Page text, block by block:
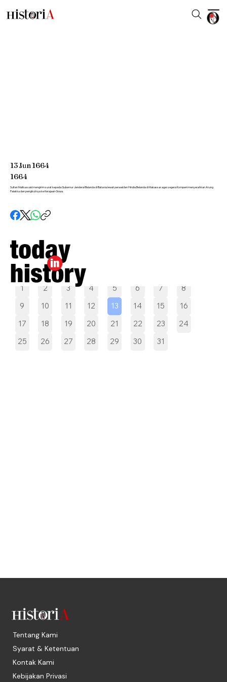
Pilih tanggal
1 2 3 4 5 6 7
8
9
10 11 12 13 14 15
16
17
18 19 20 21 22 23
24
25
26 27 28 29 30 31
13Jun1664
1664
Sultan Malikussaid mengirim surat kepada Gubernur Jenderal Belanda di Batavia lewat perwakilan Hindia Belanda di Makassar agar segera Kompeni menyerahkan Arung
Palakka dan pengikutnya ke Kerajaan Gowa.
Tentang Kami
Syarat & Ketentuan
Kontak Kami
Kebijakan Privasi